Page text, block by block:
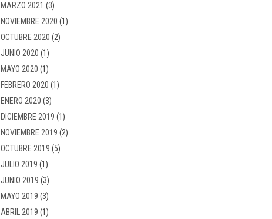
MARZO 2021 (3)
NOVIEMBRE 2020 (1)
OCTUBRE 2020 (2)
JUNIO 2020 (1)
MAYO 2020 (1)
FEBRERO 2020 (1)
ENERO 2020 (3)
DICIEMBRE 2019 (1)
NOVIEMBRE 2019 (2)
OCTUBRE 2019 (5)
JULIO 2019 (1)
JUNIO 2019 (3)
MAYO 2019 (3)
ABRIL 2019 (1)